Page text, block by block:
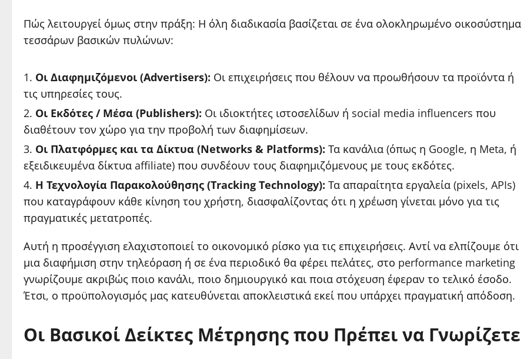
Πώς λειτουργεί όμως στην πράξη: Η όλη διαδικασία βασίζεται σε ένα ολοκληρωμένο οικοσύστημα
τεσσάρων βασικών πυλώνων:
Οι Διαφημιζόμενοι (Advertisers): Οι επιχειρήσεις που θέλουν να προωθήσουν τα προϊόντα ή
τις υπηρεσίες τους.
Οι Εκδότες / Μέσα (Publishers): Οι ιδιοκτήτες ιστοσελίδων ή social media influencers που
διαθέτουν τον χώρο για την προβολή των διαφημίσεων.
Οι Πλατφόρμες και τα Δίκτυα (Networks & Platforms): Τα κανάλια (όπως η Google, η Meta, ή
εξειδικευμένα δίκτυα affiliate) που συνδέουν τους διαφημιζόμενους με τους εκδότες.
Η Τεχνολογία Παρακολούθησης (Tracking Technology): Τα απαραίτητα εργαλεία (pixels, APIs)
που καταγράφουν κάθε κίνηση του χρήστη, διασφαλίζοντας ότι η χρέωση γίνεται μόνο για τις
πραγματικές μετατροπές.
Αυτή η προσέγγιση ελαχιστοποιεί το οικονομικό ρίσκο για τις επιχειρήσεις. Αντί να ελπίζουμε ότι
μια διαφήμιση στην τηλεόραση ή σε ένα περιοδικό θα φέρει πελάτες, στο performance marketing
γνωρίζουμε ακριβώς ποιο κανάλι, ποιο δημιουργικό και ποια στόχευση έφεραν το τελικό έσοδο.
Έτσι, ο προϋπολογισμός μας κατευθύνεται αποκλειστικά εκεί που υπάρχει πραγματική απόδοση.
Οι Βασικοί Δείκτες Μέτρησης που Πρέπει να Γνωρίζετε